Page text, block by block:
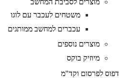
מוצרים לסביבת המחשב
משטחים לעכבר עם לוגו
עכברים למחשב ממותגים
מוצרים נוספים
מיוזיק בוקס
דפוס לפרסום וקד"מ